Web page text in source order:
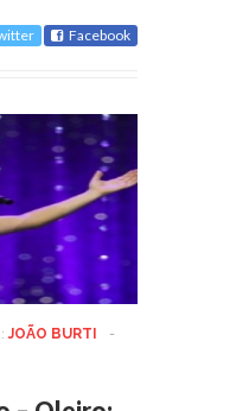
Facebook
JOÃO BURTI
-